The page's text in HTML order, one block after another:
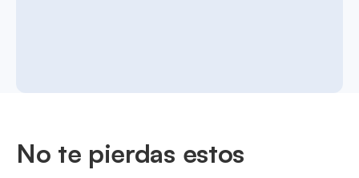
No te pierdas estos